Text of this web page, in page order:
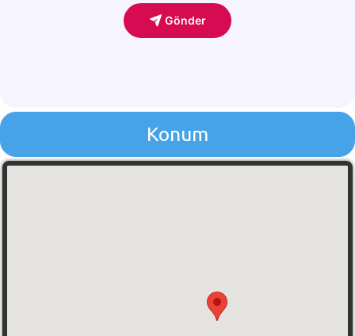
Konum